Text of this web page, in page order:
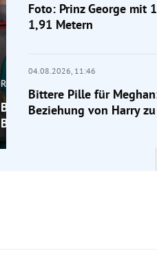
Royals
Bittere Pille für Meghan:
Beziehung von Harry zu
Foto: Prinz George mit
1,91 Metern
04.08.2026, 11:46
Bittere Pille für
Beziehung von Harry